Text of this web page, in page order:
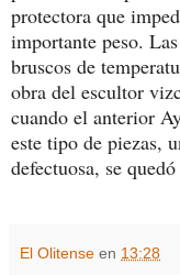
protectora que
importante peso.
bruscos de
obra del escultor
cuando el anterior
este tipo de piezas,
defectuosa, se
El Olitense en 13:28